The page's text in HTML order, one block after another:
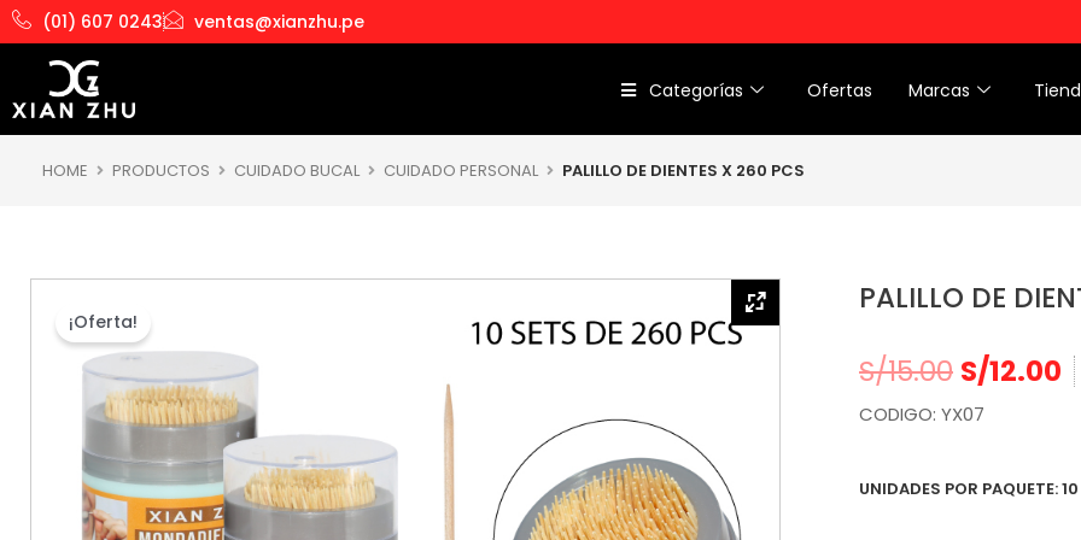
al
contenido
(01) 607 0243 ventas@xianzhu.pe
Categorías Ofertas Marcas
HOME PRODUCTOS CUIDADO BUCAL CUIDADO PERSONAL PALILLO DE DIENTES X 260 PCS
¡Oferta!
PALILLO DE
S/15.00 S/12.00
CODIGO: YX07
UNIDADES POR PAQUETE: 10